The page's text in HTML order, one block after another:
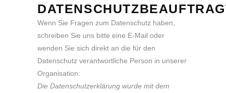
Wenn Sie Fragen zum Datenschutz haben,
schreiben Sie uns bitte eine E-Mail oder
wenden Sie sich direkt an die für den
Datenschutz verantwortliche Person in unserer
Organisation:
Die Datenschutzerklärung wurde mit dem